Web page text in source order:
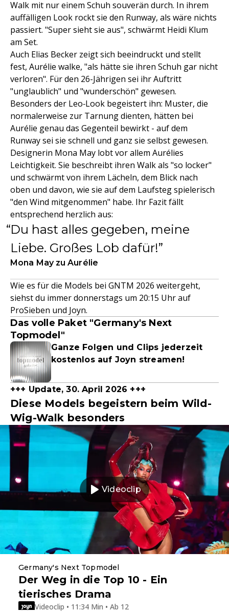
Walk mit nur einem Schuh souverän durch. In ihrem
auffälligen Look rockt sie den Runway, als wäre nichts
passiert. "Super sieht sie aus", schwärmt Heidi Klum
am Set.
Auch Elias Becker zeigt sich beeindruckt und stellt
fest, Aurélie walke, "als hätte sie ihren Schuh gar nicht
verloren". Für den 26-Jährigen sei ihr Auftritt
"unglaublich" und "wunderschön" gewesen.
Besonders der Leo‑Look begeistert ihn: Muster, die
normalerweise zur Tarnung dienten, hätten bei
Aurélie genau das Gegenteil bewirkt - auf dem
Runway sei sie schnell und ganz sie selbst gewesen.
Designerin Mona May lobt vor allem Aurélies
Leichtigkeit. Sie beschreibt ihren Walk als "so locker"
und schwärmt von ihrem Lächeln, dem Blick nach
oben und davon, wie sie auf dem Laufsteg spielerisch
"den Wind mitgenommen" habe. Ihr Fazit fällt
entsprechend herzlich aus:
Du hast alles gegeben, meine
Liebe. Großes Lob dafür!
Mona May zu Aurélie
Wie es für die Models bei GNTM 2026 weitergeht,
siehst du immer donnerstags um 20:15 Uhr auf
ProSieben und Joyn.
Das volle Paket "Germany's Next
Topmodel"
Ganze Folgen und Clips jederzeit
kostenlos auf Joyn streamen!
+++ Update, 30. April 2026 +++
Diese Models begeistern beim Wild-
Wig-Walk besonders
Videoclip
Germany's Next Topmodel
Der Weg in die Top 10 - Ein
tierisches Drama
Videoclip • 11:34 Min • Ab 12